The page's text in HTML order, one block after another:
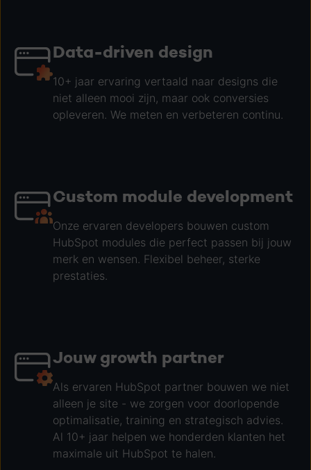
Data-driven design
10+ jaar ervaring vertaald naar designs die
niet alleen mooi zijn, maar ook conversies
opleveren. We meten en verbeteren continu.
Custom module development
Onze ervaren developers bouwen custom
HubSpot modules die perfect passen bij jouw
merk en wensen. Flexibel beheer, sterke
prestaties.
Jouw growth partner
Als ervaren HubSpot partner bouwen we niet
alleen je site - we zorgen voor doorlopende
optimalisatie, training en strategisch advies.
Al 10+ jaar helpen we honderden klanten het
maximale uit HubSpot te halen.